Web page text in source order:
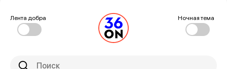
Лента добра Ночная тема